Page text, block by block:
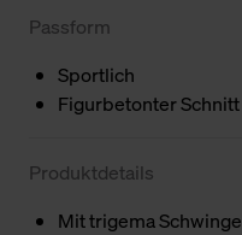
Passform
Sportlich
Figurbetonter Schnitt
Produktdetails
Mit trigema Schwinge